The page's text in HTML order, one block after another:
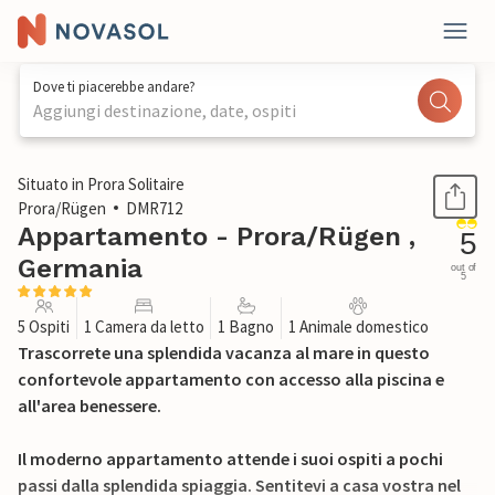
Dove ti piacerebbe andare?
Aggiungi destinazione, date, ospiti
1 / 37
Situato in Prora Solitaire
Prora/Rügen
DMR712
Appartamento - Prora/Rügen ,
Germania
5
out of
5
5 Ospiti 1 Camera da letto 1 Bagno 1 Animale domestico
Trascorrete una splendida vacanza al mare in questo
confortevole appartamento con accesso alla piscina e
all'area benessere.
Il moderno appartamento attende i suoi ospiti a pochi
passi dalla splendida spiaggia. Sentitevi a casa vostra nel